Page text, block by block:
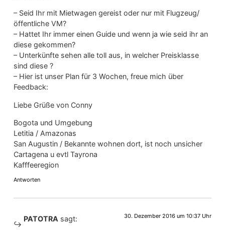
– Seid Ihr mit Mietwagen gereist oder nur mit Flugzeug/
öffentliche VM?
– Hattet Ihr immer einen Guide und wenn ja wie seid ihr an
diese gekommen?
– Unterkünfte sehen alle toll aus, in welcher Preisklasse
sind diese ?
– Hier ist unser Plan für 3 Wochen, freue mich über
Feedback:
Liebe Grüße von Conny
Bogota und Umgebung
Letitia / Amazonas
San Augustin / Bekannte wohnen dort, ist noch unsicher
Cartagena u evtl Tayrona
Kafffeeregion
Antworten
PATOTRA sagt: 30. Dezember 2016 um 10:37 Uhr